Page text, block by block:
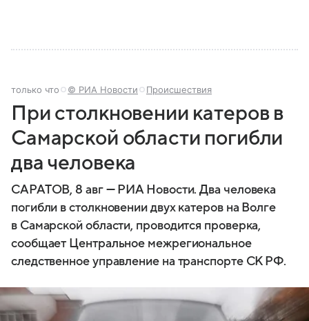
только что © РИА Новости Происшествия
При столкновении катеров в
Самарской области погибли
два человека
САРАТОВ, 8 авг — РИА Новости. Два человека
погибли в столкновении двух катеров на Волге
в Самарской области, проводится проверка,
сообщает Центральное межрегиональное
следственное управление на транспорте СК РФ.